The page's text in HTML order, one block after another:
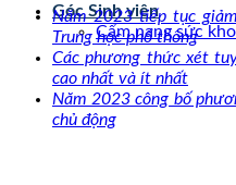
Góc Sinh viên
Cẩm nang sức
Năm 2023 tiếp tục
Trung học phổ thông
Các phương thức xét
cao nhất và ít nhất
Năm 2023 công bố
chủ động